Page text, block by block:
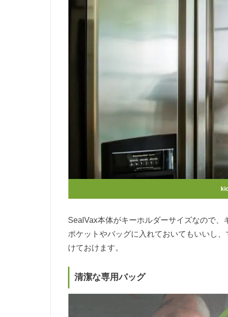
SealVax本体がキーホルダーサイズなので、
ポケットやバッグに入れておいてもいいし
けておけます。
清潔な専用バッグ